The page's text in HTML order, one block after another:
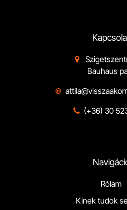

Bauhaus
 (+36) 30
Rólam
Kinek tudok